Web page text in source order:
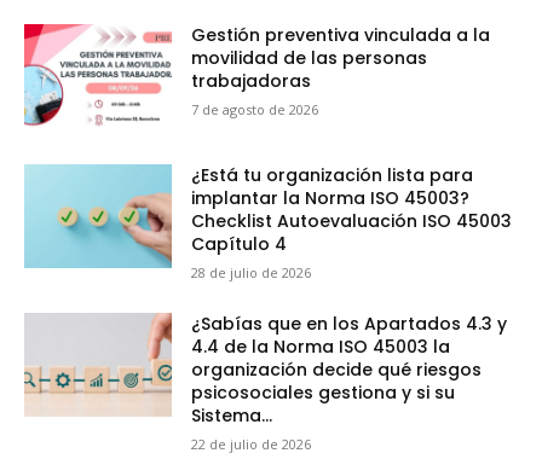
Gestión preventiva vinculada a la
movilidad de las personas
trabajadoras
7 de agosto de 2026
¿Está tu organización lista para
implantar la Norma ISO 45003?
Checklist Autoevaluación ISO 45003
Capítulo 4
28 de julio de 2026
¿Sabías que en los Apartados 4.3 y
4.4 de la Norma ISO 45003 la
organización decide qué riesgos
psicosociales gestiona y si su
Sistema...
22 de julio de 2026